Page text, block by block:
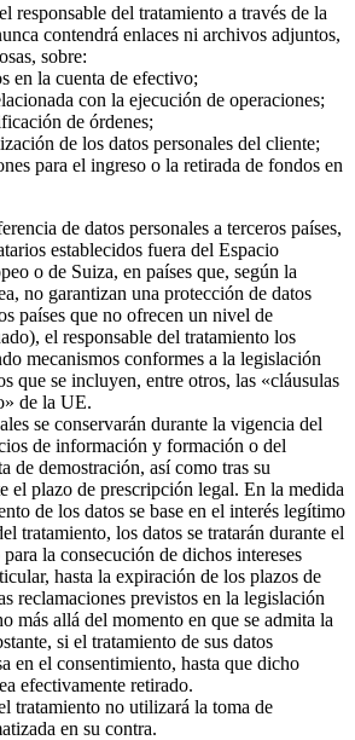
responsable del tratamiento a través de la
contendrá enlaces ni archivos adjuntos,
sobre:
en la cuenta de efectivo;
con la ejecución de operaciones;
de órdenes;
de los datos personales del cliente;
para el ingreso o la retirada de fondos en
de datos personales a terceros países,
establecidos fuera del Espacio
o de Suiza, en países que, según la
no garantizan una protección de datos
países que no ofrecen un nivel de
el responsable del tratamiento los
mecanismos conformes a la legislación
que se incluyen, entre otros, las «cláusulas
de la UE.
se conservarán durante la vigencia del
de información y formación o del
de demostración, así como tras su
el plazo de prescripción legal. En la medida
de los datos se base en el interés legítimo
tratamiento, los datos se tratarán durante el
la consecución de dichos intereses
hasta la expiración de los plazos de
reclamaciones previstos en la legislación
más allá del momento en que se admita la
si el tratamiento de sus datos
en el consentimiento, hasta que dicho
efectivamente retirado.
tratamiento no utilizará la toma de
en su contra.